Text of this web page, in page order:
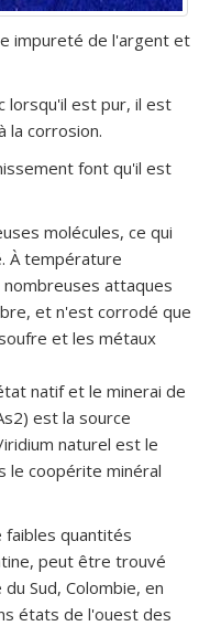
impureté de l'argent et
lorsqu'il est pur, il est
la corrosion.
font qu'il est
molécules, ce qui
À température
attaques
et n'est corrodé que
et les métaux
natif et le minerai de
est la source
naturel est le
le coopérite minéral
faibles quantités
peut être trouvé
Sud, Colombie, en
états de l'ouest des